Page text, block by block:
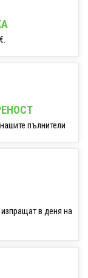
пълнители
в деня на